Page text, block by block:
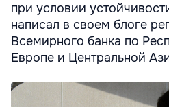
при условии
написал в своем блоге
Всемирного банка по
Европе и Центральной